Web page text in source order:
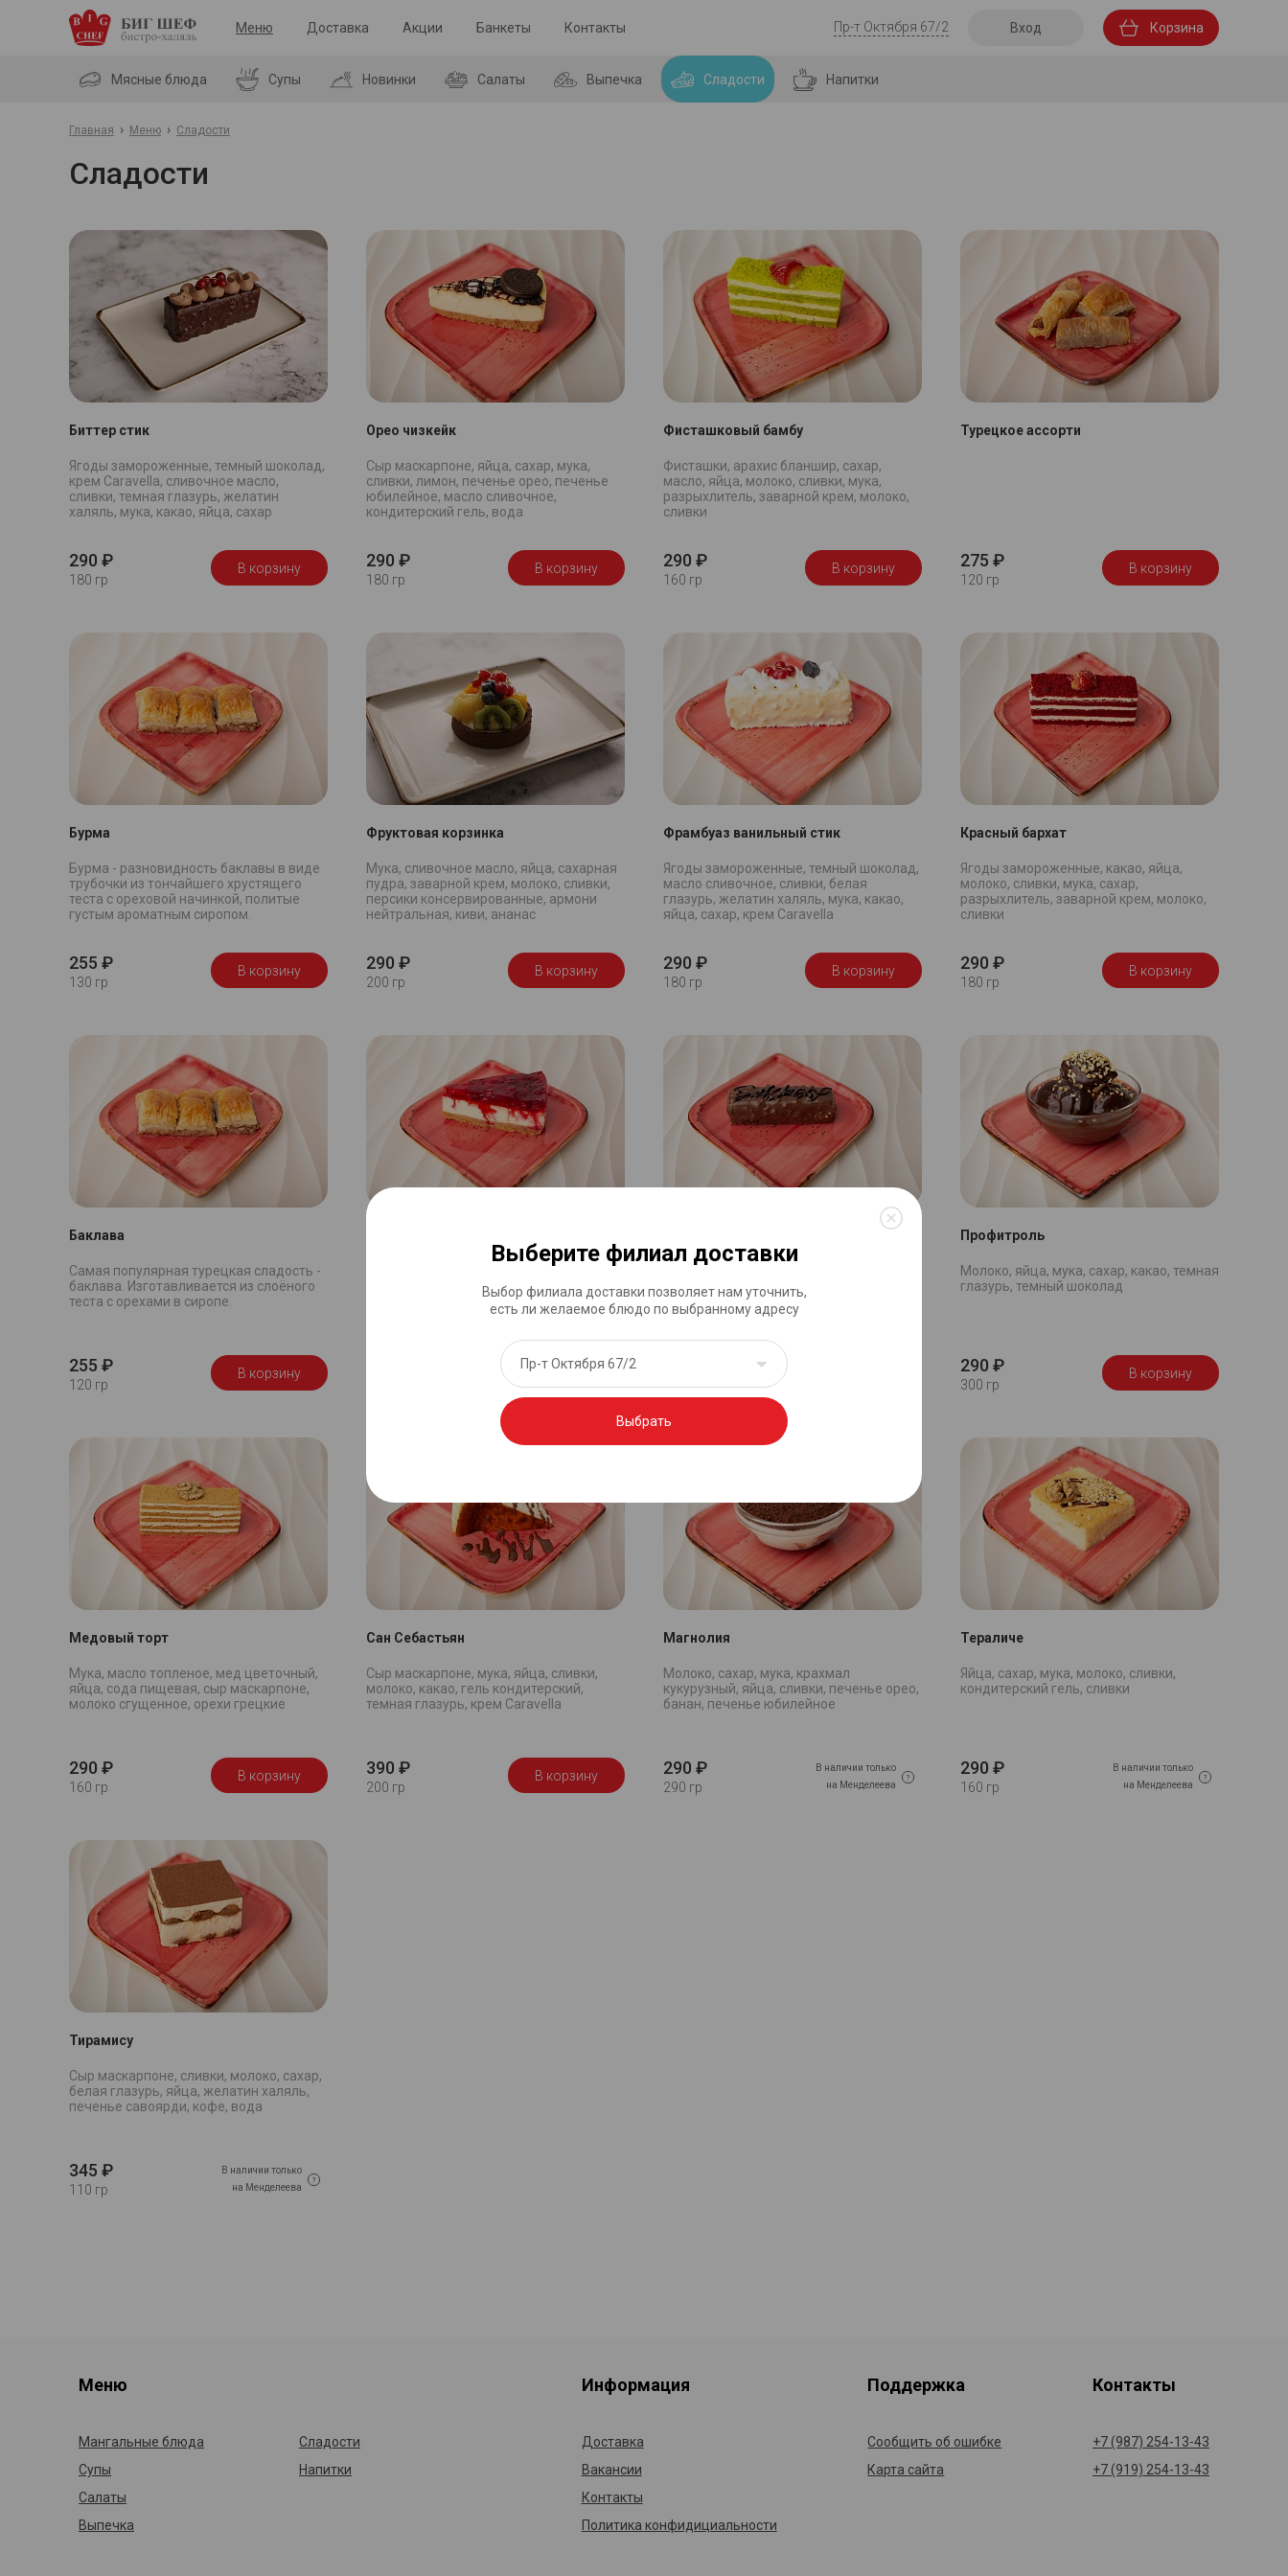
Меню Доставка Акции Банкеты Контакты Пр-т Октября 67/2 Вход Корзина
Мясные блюда Супы Новинки Салаты Выпечка Сладости Напитки
Главная › Меню › Сладости
Сладости
Биттер стик
Ягоды замороженные, темный шоколад,
крем Caravella, сливочное масло,
сливки, темная глазурь, желатин
халяль, мука, какао, яйца, сахар
290 ₽
180 гр
В корзину
Орео чизкейк
Сыр маскарпоне, яйца, сахар, мука,
сливки, лимон, печенье орео, печенье
юбилейное, масло сливочное,
кондитерский гель, вода
290 ₽
180 гр
В корзину
Фисташковый бамбу
Фисташки, арахис бланшир, сахар,
масло, яйца, молоко, сливки, мука,
разрыхлитель, заварной крем, молоко,
сливки
290 ₽
160 гр
В корзину
Турецкое ассорти
275 ₽
120 гр
В корзину
Бурма
Бурма - разновидность баклавы в виде
трубочки из тончайшего хрустящего
теста с ореховой начинкой, политые
густым ароматным сиропом.
255 ₽
130 гр
В корзину
Фруктовая корзинка
Мука, сливочное масло, яйца, сахарная
пудра, заварной крем, молоко, сливки,
персики консервированные, армони
нейтральная, киви, ананас
290 ₽
200 гр
В корзину
Фрамбуаз ванильный стик
Ягоды замороженные, темный шоколад,
масло сливочное, сливки, белая
глазурь, желатин халяль, мука, какао,
яйца, сахар, крем Caravella
290 ₽
180 гр
В корзину
Красный бархат
Ягоды замороженные, какао, яйца,
молоко, сливки, мука, сахар,
разрыхлитель, заварной крем, молоко,
сливки
290 ₽
180 гр
В корзину
Баклава
Самая популярная турецкая сладость -
баклава. Изготавливается из слоёного
теста с орехами в сиропе.
255 ₽
120 гр
В корзину
Сыр Маскарпоне, яйца, сахар, мука,
сливки, лимон, ягоды заморорженные,
армони нейтральная, печенье
юбилейное, сливочное масло, вода
В корзину
топленое, соль, жаренный арахис, яйца,
разрыхлитель, какао, молоко, мука,
сахар, маргарин, белый шоколад, крем
150 гр
Профитроль
Молоко, яйца, мука, сахар, какао, темная
глазурь, темный шоколад
290 ₽
300 гр
В корзину
Медовый торт
Мука, масло топленое, мед цветочный,
яйца, сода пищевая, сыр маскарпоне,
молоко сгущенное, орехи грецкие
290 ₽
160 гр
В корзину
Сан Себастьян
Сыр маскарпоне, мука, яйца, сливки,
молоко, какао, гель кондитерский,
темная глазурь, крем Caravella
390 ₽
200 гр
В корзину
Магнолия
Молоко, сахар, мука, крахмал
кукурузный, яйца, сливки, печенье орео,
банан, печенье юбилейное
290 ₽
290 гр
В наличии только
на Менделеева
Тераличе
Яйца, сахар, мука, молоко, сливки,
кондитерский гель, сливки
290 ₽
160 гр
В наличии только
на Менделеева
Тирамису
Сыр маскарпоне, сливки, молоко, сахар,
белая глазурь, яйца, желатин халяль,
печенье савоярди, кофе, вода
345 ₽
110 гр
В наличии только
на Менделеева
Меню
Мангальные блюда
Супы
Салаты
Выпечка
Сладости
Напитки
Информация
Доставка
Вакансии
Контакты
Политика конфидициальности
Поддержка
Сообщить об ошибке
Карта сайта
Контакты
+7 (987) 254-13-43
+7 (919) 254-13-43
Выберите филиал доставки
Выбор филиала доставки позволяет нам уточнить,
есть ли желаемое блюдо по выбранному адресу
Пр-т Октября 67/2
Выбрать